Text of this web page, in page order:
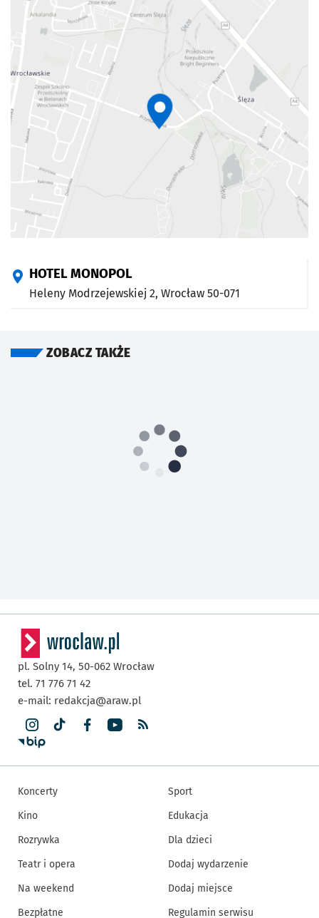
HOTEL MONOPOL
Heleny Modrzejewskiej 2, Wrocław 50-071
ZOBACZ TAKŻE
pl. Solny 14, 50-062 Wrocław
tel. 71 776 71 42
e-mail: redakcja@araw.pl
Koncerty
Kino
Rozrywka
Teatr i opera
Na weekend
Bezpłatne
Sport
Edukacja
Dla dzieci
Dodaj wydarzenie
Dodaj miejsce
Regulamin serwisu